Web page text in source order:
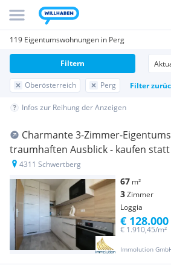
119 Eigentumswohnungen in Perg
Oberösterreich Perg Filter
Filtern
Infos zur Reihung der Anzeigen
Charmante 3-Zimmer-
traumhaften Ausblick - kaufen
4311 Schwertberg
67 m²
3Zimmer
Loggia
Immolution
€ 1.910,45/m²
€ 128.000